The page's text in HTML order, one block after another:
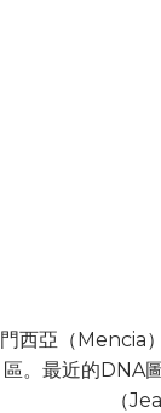
門西亞（Mencia
區。最近的DNA
（